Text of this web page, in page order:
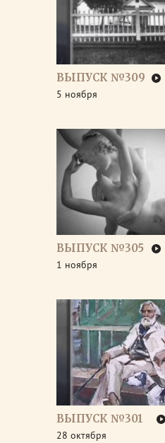
ВЫПУСК №309
5 ноября
ВЫПУСК №305
1 ноября
ВЫПУСК №301
28 октября